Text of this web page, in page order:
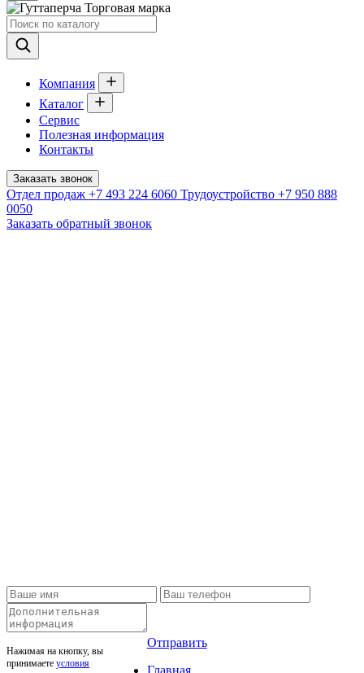
Торговая марка
Компания
Каталог
Сервис
Полезная информация
Контакты
Заказать звонок
Отдел продаж +7 493 224 6060 Трудоустройство +7 950 888
0050
Заказать обратный звонок
Нажимая на кнопку, вы
принимаете условия
Отправить
Главная